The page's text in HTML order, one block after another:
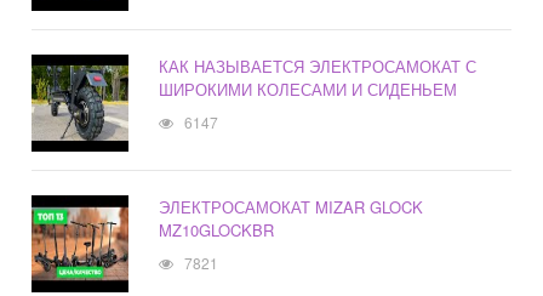
КАК НАЗЫВАЕТСЯ ЭЛЕКТРОСАМОКАТ С
ШИРОКИМИ КОЛЕСАМИ И СИДЕНЬЕМ
6147
ЭЛЕКТРОСАМОКАТ MIZAR GLOCK
MZ10GLOCKBR
7821